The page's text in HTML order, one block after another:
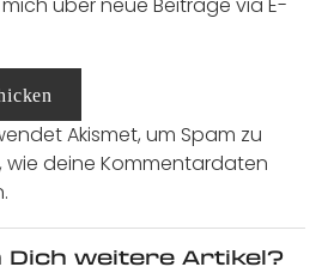
Akismet, um Spam zu
wie deine Kommentardaten
Dich weitere Artikel?